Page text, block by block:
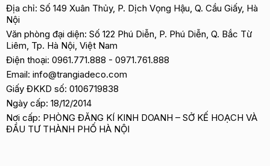
Địa chỉ: Số 149 Xuân Thủy, P. Dịch Vọng Hậu, Q. Cầu Giấy, Hà
Nội
Văn phòng đại diện: Số 122 Phú Diễn, P. Phú Diễn, Q. Bắc Từ
Liêm, Tp. Hà Nội, Việt Nam
Điện thoại: 0961.771.888 - 0971.761.888
Email: info@trangiadeco.com
Giấy ĐKKD số: 0106719838
Ngày cấp: 18/12/2014
Nơi cấp: PHÒNG ĐĂNG KÍ KINH DOANH – SỞ KẾ HOẠCH VÀ
ĐẦU TƯ THÀNH PHỐ HÀ NỘI